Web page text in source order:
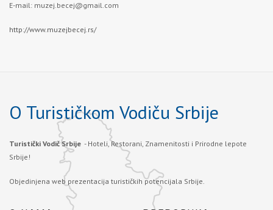
E-mail: muzej.becej@gmail.com
http://www.muzejbecej.rs/
O Turističkom Vodiču Srbije
Turistički Vodič Srbije - Hoteli, Restorani, Znamenitosti i Prirodne lepote
Srbije!
Objedinjena web prezentacija turističkih potencijala Srbije.